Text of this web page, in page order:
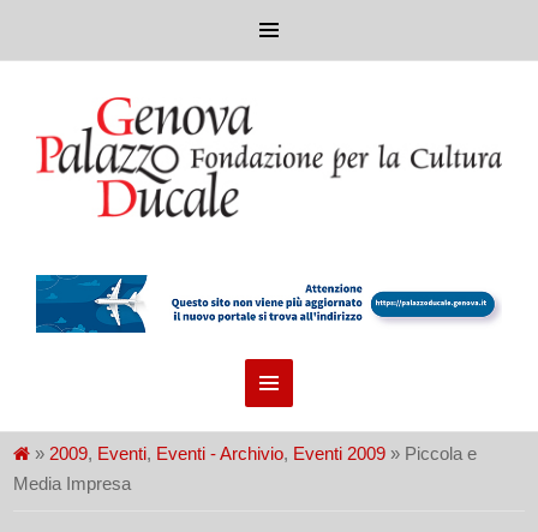
» 2009, Eventi, Eventi - Archivio, Eventi 2009 » Piccola e
Media Impresa